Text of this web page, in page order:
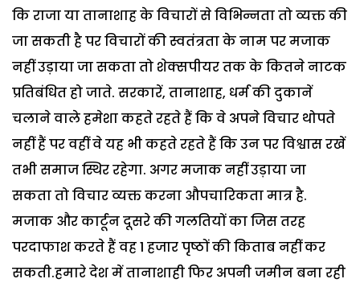
कि राजा या तानाशाह के विचारों से विभिन्नता तो व्यक्त की
जा सकती है पर विचारों की स्वतंत्रता के नाम पर मजाक
नहीं उड़ाया जा सकता तो शेक्सपीयर तक के कितने नाटक
प्रतिबंधित हो जाते. सरकारें, तानाशाह, धर्म की दुकानें
चलाने वाले हमेशा कहते रहते हैं कि वे अपने विचार थोपते
नहीं हैं पर वहीं वे यह भी कहते रहते हैं कि उन पर विश्वास रखें
तभी समाज स्थिर रहेगा. अगर मजाक नहीं उड़ाया जा
सकता तो विचार व्यक्त करना औपचारिकता मात्र है.
मजाक और कार्टून दूसरे की गलतियों का जिस तरह
परदाफाश करते हैं वह 1 हजार पृष्ठों की किताब नहीं कर
सकती.हमारे देश में तानाशाही फिर अपनी जमीन बना रही